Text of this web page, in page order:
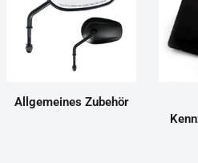
Allgemeines Zubehör